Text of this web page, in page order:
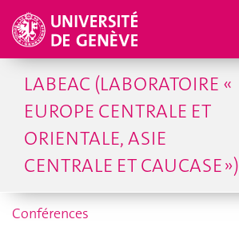
LABEAC (LABORATOIRE «
EUROPE CENTRALE ET
ORIENTALE, ASIE
CENTRALE ET CAUCASE »)
Conférences